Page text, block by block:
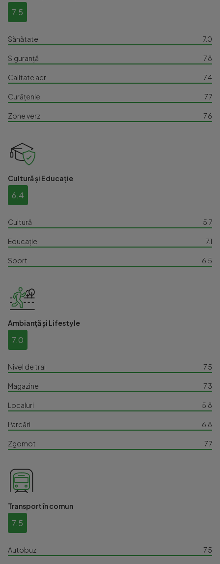
7.5
Sănătate 7.0
Siguranță 7.8
Calitate aer 7.4
Curățenie 7.7
Zone verzi 7.6
Cultură și Educație
6.4
Cultură 5.7
Educație 7.1
Sport 6.5
Ambianță și Lifestyle
7.0
Nivel de trai 7.5
Magazine 7.3
Localuri 5.8
Parcări 6.8
Zgomot 7.7
Transport în comun
7.5
Autobuz 7.5